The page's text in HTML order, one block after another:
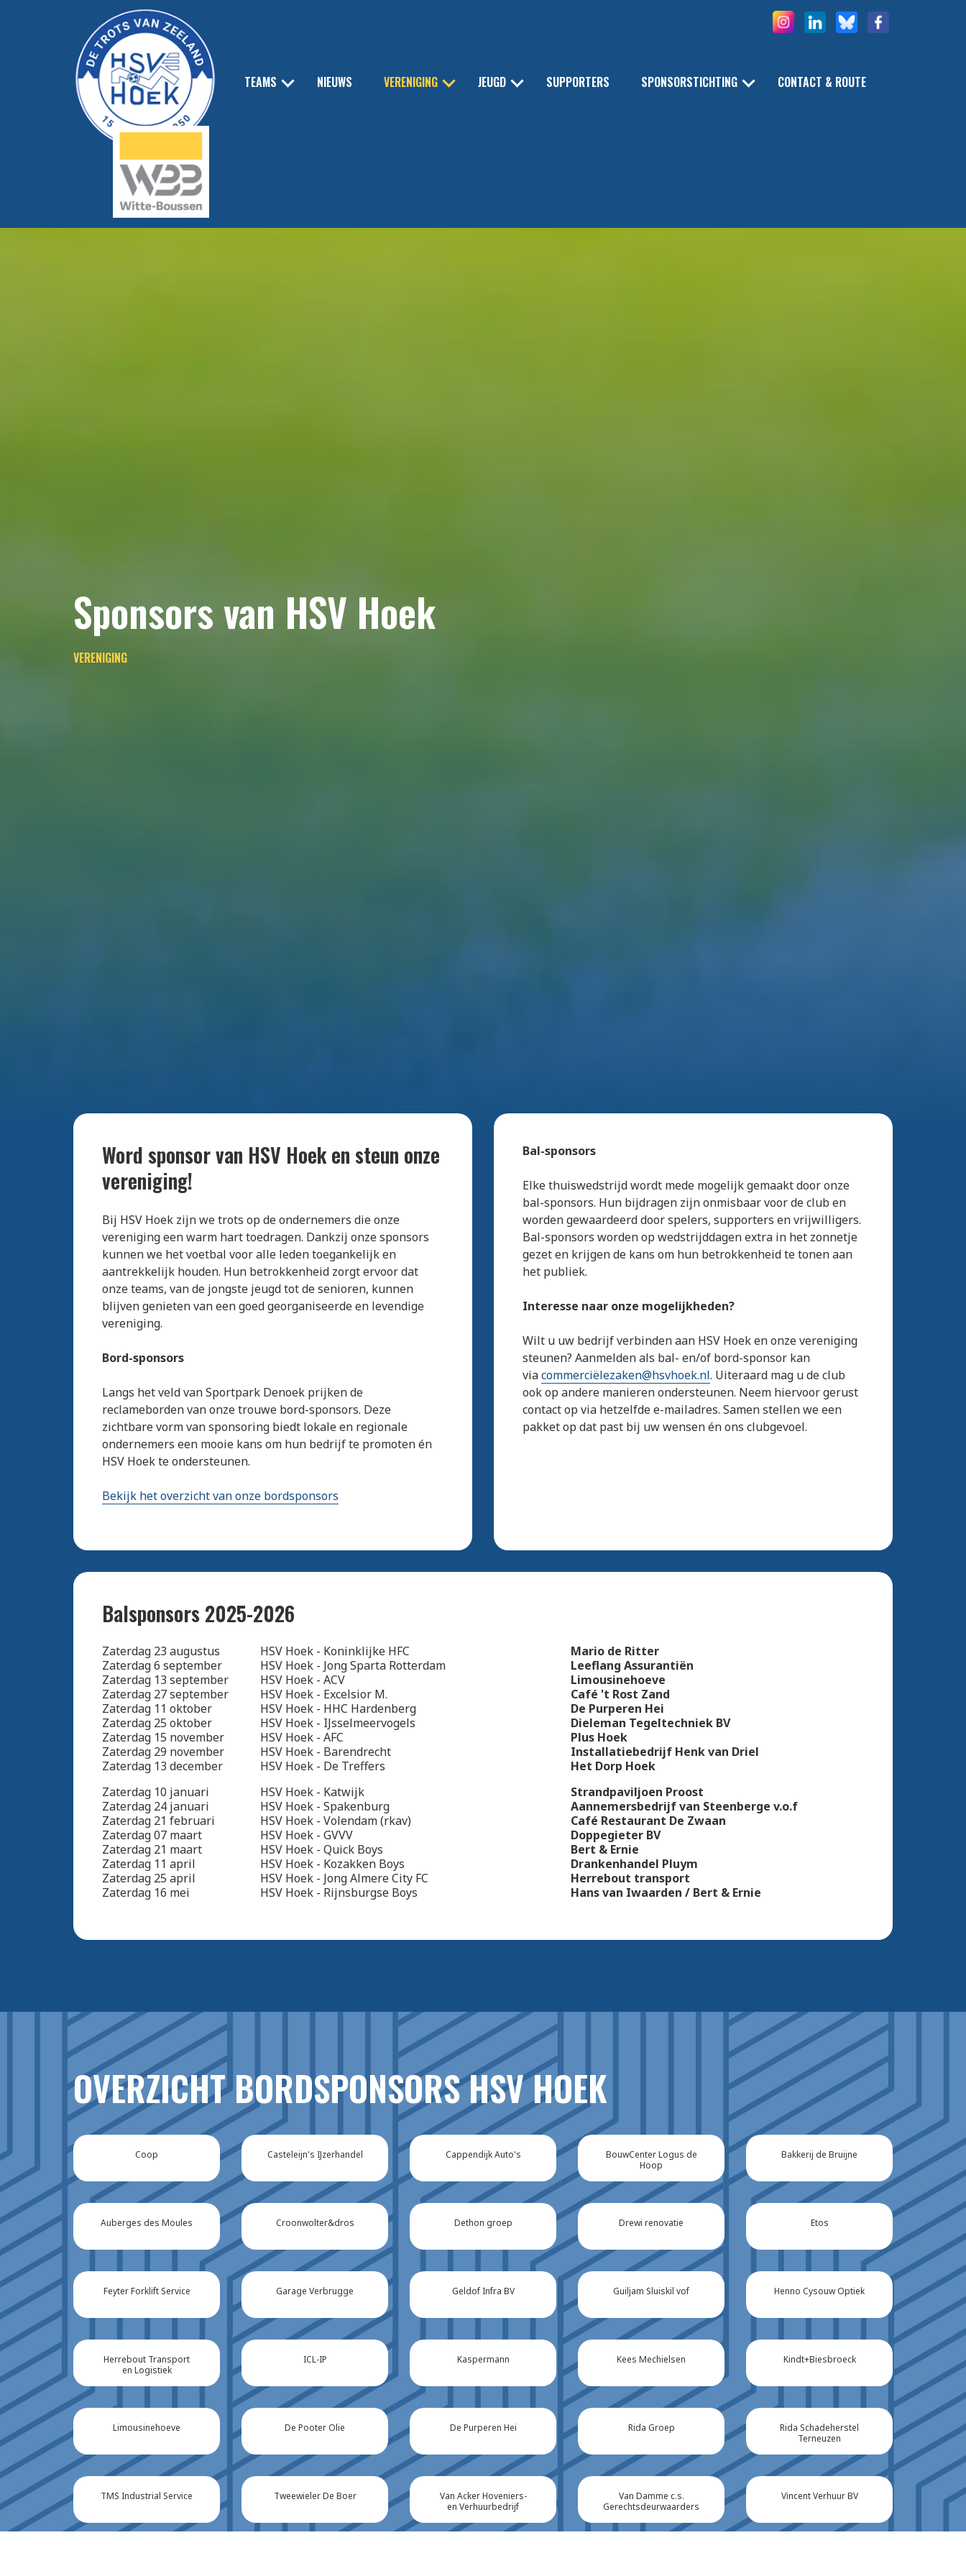
TEAMS NIEUWS VERENIGING JEUGD SUPPORTERS SPONSORSTICHTING CONTACT & ROUTE
Sponsors van HSV Hoek
VERENIGING
Word sponsor van HSV Hoek en steun onze
vereniging!
Bij HSV Hoek zijn we trots op de ondernemers die onze
vereniging een warm hart toedragen. Dankzij onze sponsors
kunnen we het voetbal voor alle leden toegankelijk en
aantrekkelijk houden. Hun betrokkenheid zorgt ervoor dat
onze teams, van de jongste jeugd tot de senioren, kunnen
blijven genieten van een goed georganiseerde en levendige
vereniging.
Bord-sponsors
Langs het veld van Sportpark Denoek prijken de
reclameborden van onze trouwe bord-sponsors. Deze
zichtbare vorm van sponsoring biedt lokale en regionale
ondernemers een mooie kans om hun bedrijf te promoten én
HSV Hoek te ondersteunen.
Bekijk het overzicht van onze bordsponsors
Bal-sponsors
Elke thuiswedstrijd wordt mede mogelijk gemaakt door onze
bal-sponsors. Hun bijdragen zijn onmisbaar voor de club en
worden gewaardeerd door spelers, supporters en vrijwilligers.
Bal-sponsors worden op wedstrijddagen extra in het zonnetje
gezet en krijgen de kans om hun betrokkenheid te tonen aan
het publiek.
Interesse naar onze mogelijkheden?
Wilt u uw bedrijf verbinden aan HSV Hoek en onze vereniging
steunen? Aanmelden als bal- en/of bord-sponsor kan
viacommerciëlezaken@hsvhoek.nl. Uiteraard mag u de club
ook op andere manieren ondersteunen. Neem hiervoor gerust
contact op via hetzelfde e-mailadres. Samen stellen we een
pakket op dat past bij uw wensen én ons clubgevoel.
Balsponsors 2025-2026
Zaterdag 23 augustus HSV Hoek - Koninklijke HFC
Mario de Ritter
Zaterdag 6 september
HSV Hoek - Jong Sparta Rotterdam
Leeflang Assurantiën
Zaterdag 13 september
HSV Hoek - ACV
Limousinehoeve
Zaterdag 27 september
HSV Hoek - Excelsior M.
Café 't Rost Zand
Zaterdag 11 oktober
HSV Hoek - HHC Hardenberg
De Purperen Hei
Zaterdag 25 oktober
HSV Hoek - IJsselmeervogels
Dieleman Tegeltechniek BV
Zaterdag 15 november
HSV Hoek - AFC
Plus Hoek
Zaterdag 29 november
HSV Hoek - Barendrecht
Installatiebedrijf Henk van Driel
Zaterdag 13 december
HSV Hoek - De Treffers
Het Dorp Hoek
Zaterdag 10 januari
HSV Hoek - Katwijk
Strandpaviljoen Proost
Zaterdag 24 januari
HSV Hoek - Spakenburg
Aannemersbedrijf van Steenberge v.o.f
Zaterdag 21 februari
HSV Hoek - Volendam (rkav)
Café Restaurant De Zwaan
Zaterdag 07 maart
HSV Hoek - GVVV
Doppegieter BV
Zaterdag 21 maart
HSV Hoek - Quick Boys
Bert & Ernie
Zaterdag 11 april
HSV Hoek - Kozakken Boys
Drankenhandel Pluym
Zaterdag 25 april
HSV Hoek - Jong Almere City FC
Herrebout transport
Zaterdag 16 mei
HSV Hoek - Rijnsburgse Boys Hans van Iwaarden / Bert & Ernie
OVERZICHT BORDSPONSORS HSV HOEK
Coop Casteleijn's IJzerhandel Cappendijk Auto's
BouwCenter Logus de
Hoop
Bakkerij de Bruijne
Auberges des Moules Croonwolter&dros Dethon groep Drewi renovatie Etos
Feyter Forklift Service Garage Verbrugge Geldof Infra BV Guiljam Sluiskil vof Henno Cysouw Optiek
Herrebout Transport
en Logistiek
ICL-IP Kaspermann Kees Mechielsen Kindt+Biesbroeck
Limousinehoeve De Pooter Olie De Purperen Hei Rida Groep
Rida Schadeherstel
Terneuzen
TMS Industrial Service Tweewieler De Boer
Van Acker Hoveniers-
en Verhuurbedrijf
Van Damme c.s.
Gerechtsdeurwaarders
Vincent Verhuur BV